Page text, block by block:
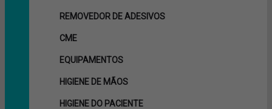
REMOVEDOR DE ADESIVOS
CME
EQUIPAMENTOS
HIGIENE DE MÃOS
HIGIENE DO PACIENTE